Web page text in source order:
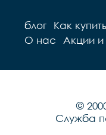
блог Как купить
О нас
Акции и
©
Служба